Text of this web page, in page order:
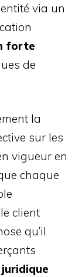
via un
forte
de
la
sur les
vigueur en
chaque
client
qu’il